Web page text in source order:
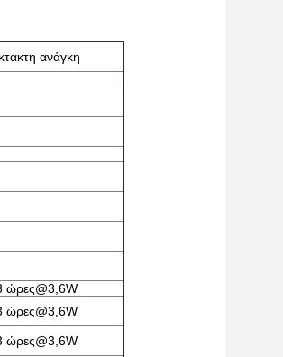
ανάγκη
ώρες@3,6W
ώρες@3,6W
ώρες@3,6W